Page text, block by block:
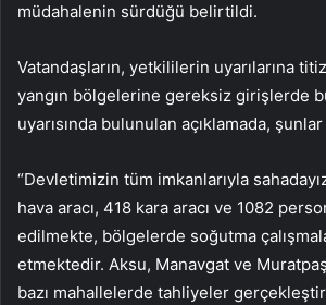
müdahalenin sürdüğü belirtildi.
Vatandaşların, yetkililerin uyarılarına
yangın bölgelerine gereksiz girişlerde
uyarısında bulunulan açıklamada,
“Devletimizin tüm imkanlarıyla
hava aracı, 418 kara aracı ve 1082
edilmekte, bölgelerde soğutma
etmektedir. Aksu, Manavgat ve
bazı mahallelerde tahliyeler